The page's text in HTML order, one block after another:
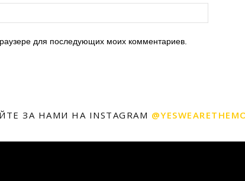
для последующих моих комментариев.
ЗА НАМИ НА INSTAGRAM